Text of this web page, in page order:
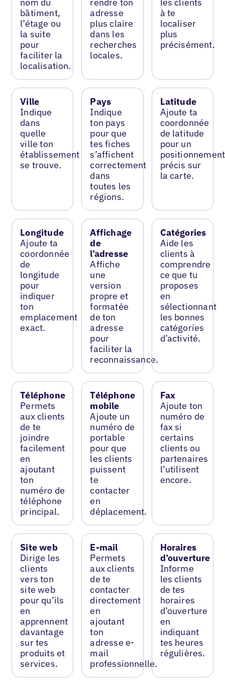
bâtiment,
l’étage ou
la suite
pour
faciliter la
localisation.
adresse
plus claire
dans les
recherches
locales.
à te
localiser
plus
précisément.
Ville
Indique
dans
quelle
ville ton
établissement
se trouve.
Pays
Indique
ton pays
pour que
tes fiches
s’affichent
correctement
dans
toutes les
régions.
Latitude
Ajoute ta
coordonnée
de latitude
pour un
positionnement
précis sur
la carte.
Longitude
Ajoute ta
coordonnée
de
longitude
pour
indiquer
ton
emplacement
exact.
Affichage
de
l’adresse
Affiche
une
version
propre et
formatée
de ton
adresse
pour
faciliter la
reconnaissance.
Catégories
Aide les
clients à
comprendre
ce que tu
proposes
en
sélectionnant
les bonnes
catégories
d’activité.
Téléphone
Permets
aux clients
de te
joindre
facilement
en
ajoutant
ton
numéro de
téléphone
principal.
Téléphone
mobile
Ajoute un
numéro de
portable
pour que
les clients
puissent
te
contacter
en
déplacement.
Fax
Ajoute ton
numéro de
fax si
certains
clients ou
partenaires
l’utilisent
encore.
Site web
Dirige les
clients
vers ton
site web
pour qu’ils
en
apprennent
davantage
sur tes
produits et
services.
E-mail
Permets
aux clients
de te
contacter
directement
en
ajoutant
ton
adresse e-
mail
professionnelle.
Horaires
d’ouverture
Informe
les clients
de tes
horaires
d’ouverture
en
indiquant
tes heures
régulières.